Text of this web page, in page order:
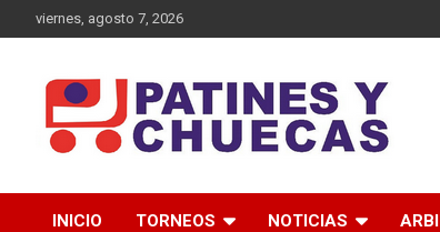
al
viernes, agosto 7, 2026
Patines y Chuecas
INICIO TORNEOS NOTICIAS